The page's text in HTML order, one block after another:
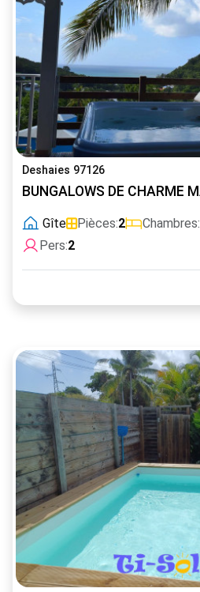
Deshaies 97126
BUNGALOWS DE CHARME
Gîte Pièces:2 Chambres:
Pers:2